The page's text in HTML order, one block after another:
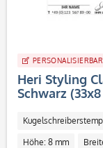
PERSONALISIERBAR
Heri Styling
Schwarz
Höhe: 8 mm